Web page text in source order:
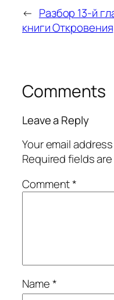
← Разбор 13-й
книги Откровения
Comments
Leave a Reply
Your email
Required fields
Comment*
Name*